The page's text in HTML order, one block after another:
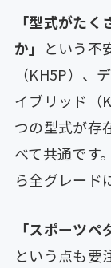
「型式がた
か」 という不
（KH5P）、
イブリッド（
つの型式が存
べて共通です
ら全グレード
「スポーツ
という点も要